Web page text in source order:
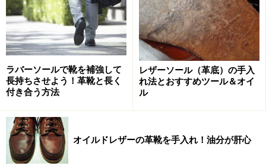
ろ。これだけ賑やかな顔ですので、内羽根式といえども
当然フォーマルユースには履けません。実際イギリスで
は、黒のものは典型的なビジネスシューズとして、また
茶系のものは休日の散策に最適な靴として、このスタイ
ルは昔から使い分けられています。
一方それ以外のヨーロッパの国々やアメリカ、それに日
本では、スムースレザーのものであれば黒は勿論のこ
と、茶系のものでもごくごく普通にビジネススーツに合
わせられています。
ラバーソールで靴を補強して
長持ちさせよう！革靴と長く
付き合う方法
レザーソール（革底）の手入
れ法とおすすめツール＆オイ
ル
オイルドレザーの革靴を手入れ！油分が肝心